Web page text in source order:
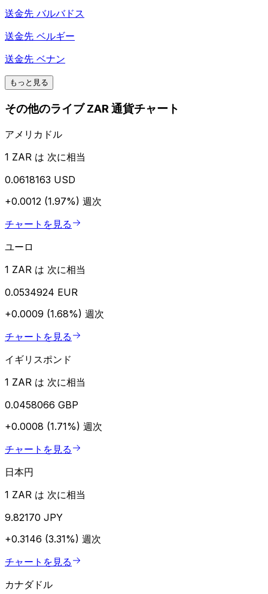
送金先 バルバドス
送金先 ベルギー
送金先 ベナン
もっと見る
その他のライブ ZAR 通貨チャート
アメリカドル
1 ZAR は 次に相当
0.0618163 USD
+0.0012 (1.97%) 週次
チャートを見る
ユーロ
1 ZAR は 次に相当
0.0534924 EUR
+0.0009 (1.68%) 週次
チャートを見る
イギリスポンド
1 ZAR は 次に相当
0.0458066 GBP
+0.0008 (1.71%) 週次
チャートを見る
日本円
1 ZAR は 次に相当
9.82170 JPY
+0.3146 (3.31%) 週次
チャートを見る
カナダドル